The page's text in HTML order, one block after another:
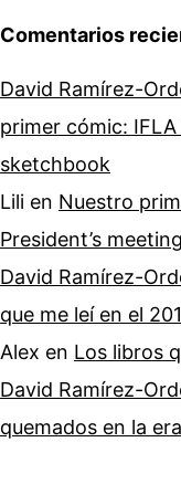
Comentarios
David Ramírez-
primer cómic: IFLA
sketchbook
Lili en Nuestro
President’s
David Ramírez-
que me leí en el
Alex en Los libros
David Ramírez-
quemados en la